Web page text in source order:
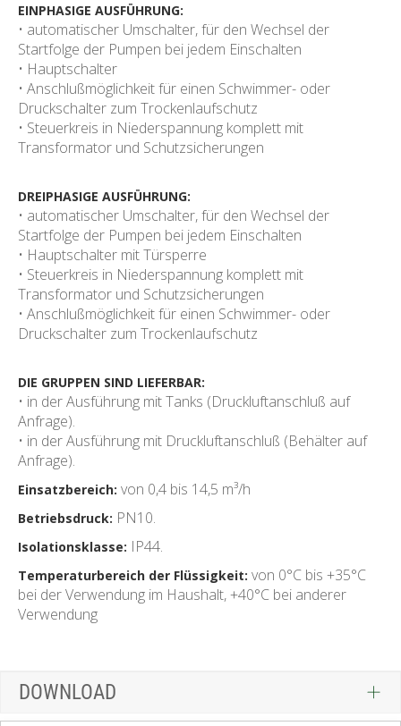
EINPHASIGE AUSFÜHRUNG:
• automatischer Umschalter, für den Wechsel der
Startfolge der Pumpen bei jedem Einschalten
• Hauptschalter
• Anschlußmöglichkeit für einen Schwimmer- oder
Druckschalter zum Trockenlaufschutz
• Steuerkreis in Niederspannung komplett mit
Transformator und Schutzsicherungen
DREIPHASIGE AUSFÜHRUNG:
• automatischer Umschalter, für den Wechsel der
Startfolge der Pumpen bei jedem Einschalten
• Hauptschalter mit Türsperre
• Steuerkreis in Niederspannung komplett mit
Transformator und Schutzsicherungen
• Anschlußmöglichkeit für einen Schwimmer- oder
Druckschalter zum Trockenlaufschutz
DIE GRUPPEN SIND LIEFERBAR:
• in der Ausführung mit Tanks (Druckluftanschluß auf
Anfrage).
• in der Ausführung mit Druckluftanschluß (Behälter auf
Anfrage).
Einsatzbereich: von 0,4 bis 14,5 m³/h
Betriebsdruck: PN10.
Isolationsklasse: IP44.
Temperaturbereich der Flüssigkeit: von 0°C bis +35°C
bei der Verwendung im Haushalt, +40°C bei anderer
Verwendung
DOWNLOAD